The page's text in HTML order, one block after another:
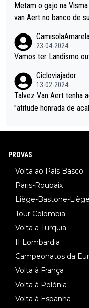
Metam o gajo na
van Aert no banco de
23-04-2024
Vamos ter Landismo
Cicloviajador
13-02-2024
Talvez Van Aert tenha
"atitude honrada de
am de ser hipóteses
ão vou poder lutar por
ara treinar"... Lembra-
ortugal de 1985... sem
a experimentar
e treino privadas...
al de corrida. 2) Se
o) lhe pagar em função
exemplo, será um bom
r for...
PROVAS
Volta ao País Basco
Paris-Roubaix
Liège-Bastone-Liège
Tour Colombia
Volta a Turquia
II Lombardia
Campeonatos da
Volta à França
Volta à Polónia
Volta à Espanha